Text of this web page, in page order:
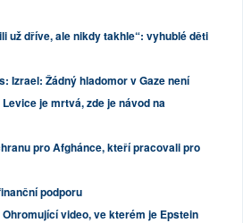
už dříve, ale nikdy takhle“: vyhublé děti
Izrael: Žádný hladomor v Gaze není
Levice je mrtvá, zde je návod na
pro Afghánce, kteří pracovali pro
podporu
Ohromující video, ve kterém je Epstein